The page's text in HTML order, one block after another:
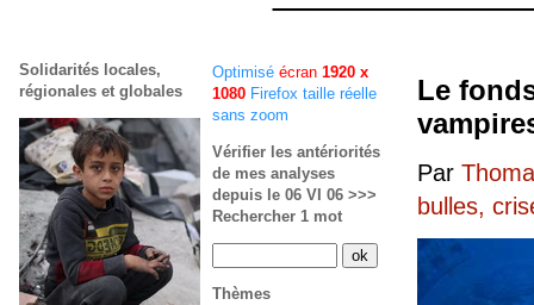
Le
Par
bulles,
Optimisé écran 1920 x
1080 Firefox taille réelle
sans zoom
Vérifier les antériorités
de mes analyses
depuis le 06 VI 06 >>>
Rechercher 1 mot
Thèmes
Solidarités locales,
régionales et globales